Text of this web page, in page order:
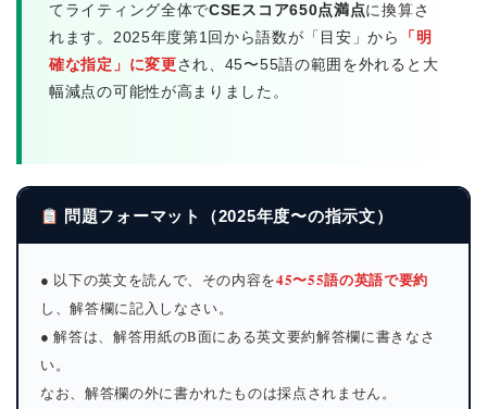
てライティング全体でCSEスコア650点満点に換算さ
れます。2025年度第1回から語数が「目安」から
「明
確な指定」に変更され、45〜55語の範囲を外れると大
幅減点の可能性が高まりました。
問題フォーマット（2025年度〜の指示文）
● 以下の英文を読んで、その内容を45〜55語の英語で要約
し、解答欄に記入しなさい。
● 解答は、解答用紙のB面にある英文要約解答欄に書きなさ
い。
なお、解答欄の外に書かれたものは採点されません。